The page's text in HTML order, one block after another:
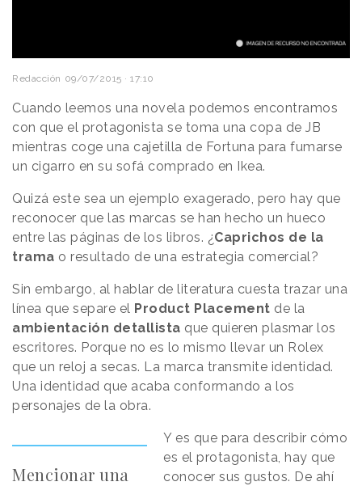
Redacción 09/07/2015 · 17:10
Cuando leemos una novela podemos encontramos
con que el protagonista se toma una copa de JB
mientras coge una cajetilla de Fortuna para fumarse
un cigarro en su sofá comprado en Ikea.
Quizá este sea un ejemplo exagerado, pero hay que
reconocer que las marcas se han hecho un hueco
entre las páginas de los libros. ¿Caprichos de la
trama o resultado de una estrategia comercial?
Sin embargo, al hablar de literatura cuesta trazar una
línea que separe el Product Placement de la
ambientación detallista que quieren plasmar los
escritores. Porque no es lo mismo llevar un Rolex
que un reloj a secas. La marca transmite identidad.
Una identidad que acaba conformando a los
personajes de la obra.
Mencionar una
Y es que para describir cómo
es el protagonista, hay que
conocer sus gustos. De ahí